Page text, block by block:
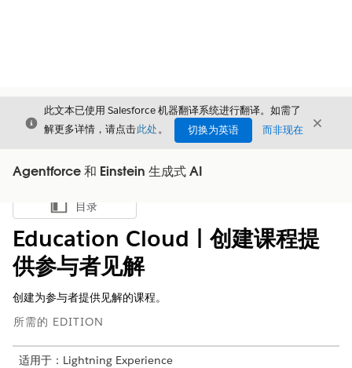
关闭
此文本已使用 Salesforce 机器翻译系统进行翻译。如需了
解更多详情，请点击此处。 切换为英语 而非现在 关闭
Agentforce 和 Einstein 生成式 AI
显示目录
目录
Education Cloud | 创建课程提
供参与者见解
创建为参与者提供见解的课程。
所需的 EDITION
适用于：Lightning Experience